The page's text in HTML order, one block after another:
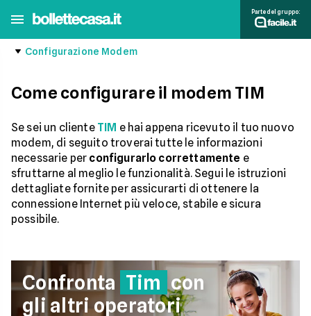
Parte del gruppo:
Configurazione Modem
Come configurare il modem TIM
Se sei un cliente TIM e hai appena ricevuto il tuo nuovo
modem, di seguito troverai tutte le informazioni
necessarie per configurarlo correttamente e
sfruttarne al meglio le funzionalità. Segui le istruzioni
dettagliate fornite per assicurarti di ottenere la
connessione Internet più veloce, stabile e sicura
possibile.
Confronta Tim con
gli altri operatori